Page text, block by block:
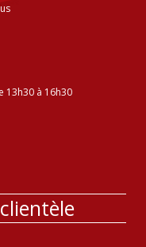
13h30 à 16h30